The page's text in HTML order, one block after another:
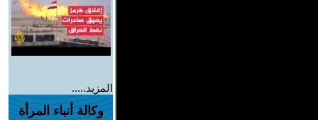
المزيد.....
وكالة أنباء المرأة